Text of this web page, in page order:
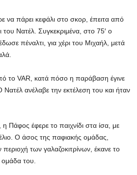
να πάρει κεφάλι στο σκορ, έπειτα από
του Νατέλ. Συγκεκριμένα, στο 75′ ο
πέναλτι, για χέρι του Μιχαήλ, μετά
το VAR, κατά πόσο η παράβαση έγινε
ανέλαβε την εκτέλεση του και ήταν
Πάφος έφερε το παιχνίδι στα ίσα, με
Ο άσος της παφιακής ομάδας,
των γαλαζοκιτρίνων, έκανε το
του.